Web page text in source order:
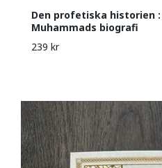
Den profetiska historien
Muhammads biografi
239 kr